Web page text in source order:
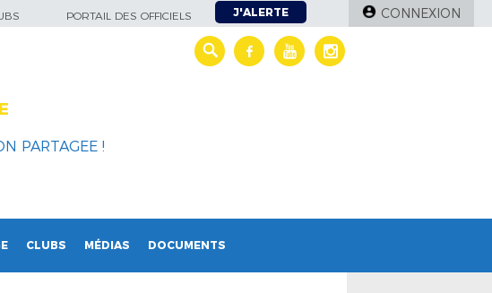
PORTAIL DES OFFICIELS J'ALERTE CONNEXION
PARTAGEE !
CLUBS MÉDIAS DOCUMENTS